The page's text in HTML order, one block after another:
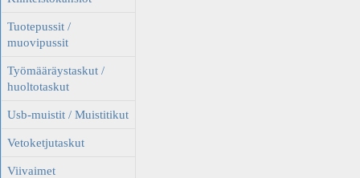
Tuotepussit /
muovipussit
Työmääräystaskut /
huoltotaskut
Usb-muistit / Muistitikut
Vetoketjutaskut
Viivaimet